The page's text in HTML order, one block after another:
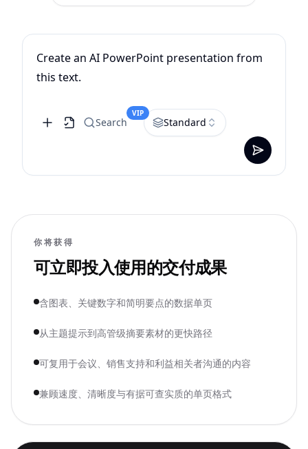
Create an AI PowerPoint presentation from
this text.
Search
VIP
Standard
你将获得
可立即投入使用的交付成果
含图表、关键数字和简明要点的数据单页
从主题提示到高管级摘要素材的更快路径
可复用于会议、销售支持和利益相关者沟通的内容
兼顾速度、清晰度与有据可查实质的单页格式